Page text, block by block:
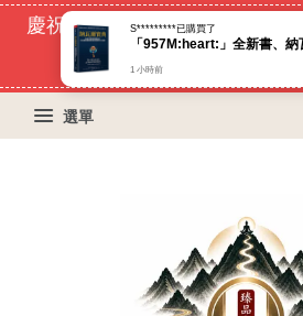
慶祝蝦皮好評過萬！買399免
55天
選單